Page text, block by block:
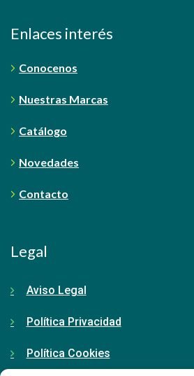
Enlaces interés
Conocenos
Nuestras Marcas
Catálogo
Novedades
Contacto
Legal
Aviso Legal
Política Privacidad
Política Cookies